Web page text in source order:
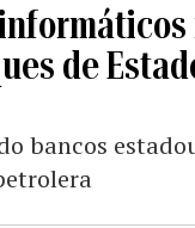
de
bancos